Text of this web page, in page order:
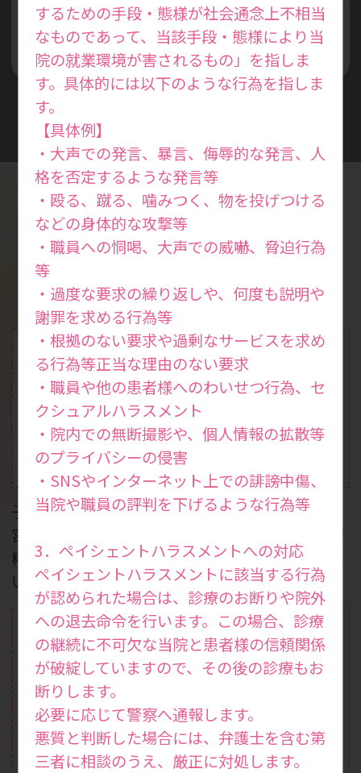
するための手段・態様が社会通念上不相当
なものであって、当該手段・態様により当
院の就業環境が害されるもの」を指しま
す。具体的には以下のような行為を指しま
す。
【具体例】
・大声での発言、暴言、侮辱的な発言、人
格を否定するような発言等
・殴る、蹴る、噛みつく、物を投げつける
などの身体的な攻撃等
・職員への恫喝、大声での威嚇、脅迫行為
等
・過度な要求の繰り返しや、何度も説明や
謝罪を求める行為等
・根拠のない要求や過剰なサービスを求め
る行為等正当な理由のない要求
・職員や他の患者様へのわいせつ行為、セ
クシュアルハラスメント
・院内での無断撮影や、個人情報の拡散等
のプライバシーの侵害
・SNSやインターネット上での誹謗中傷、
当院や職員の評判を下げるような行為等
3．ペイシェントハラスメントへの対応
ペイシェントハラスメントに該当する行為
が認められた場合は、診療のお断りや院外
への退去命令を行います。この場合、診療
の継続に不可欠な当院と患者様の信頼関係
が破綻していますので、その後の診療もお
断りします。
必要に応じて警察へ通報します。
悪質と判断した場合には、弁護士を含む第
三者に相談のうえ、厳正に対処します。
丁寧な説明と安全な診察を
心掛けています
診療案内
Medical
一般不妊治療
子宮鏡検査やX線下子
宮卵管造影検査、一般
精液検査などを行って
います。
二段階胚移植やSEET
子活性化などの生殖医
療を行っています。
反復着床不全
ク